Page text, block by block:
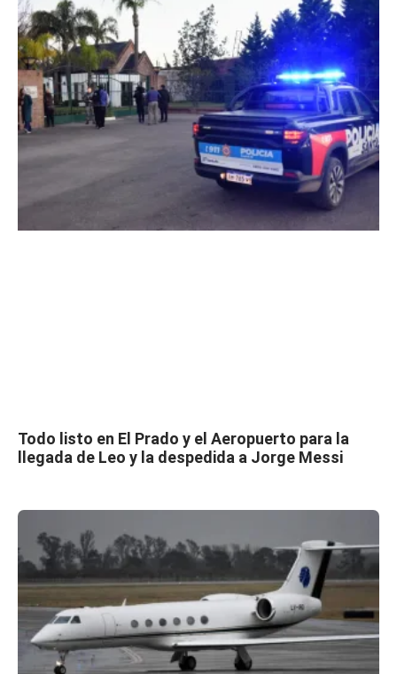
Todo listo en El Prado y el Aeropuerto para la
llegada de Leo y la despedida a Jorge Messi